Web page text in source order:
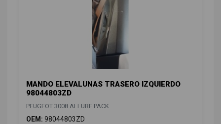
MANDO ELEVALUNAS TRASERO IZQUIERDO
98044803ZD
PEUGEOT 3008 ALLURE PACK
OEM: 98044803ZD